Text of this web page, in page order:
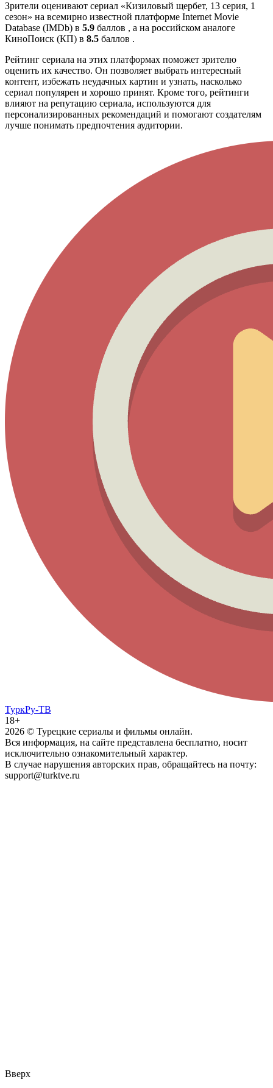
Зрители оценивают сериал «Кизиловый щербет, 13 серия, 1
сезон» на всемирно известной платформе Internet Movie
Database (IMDb) в 5.9 баллов , а на российском аналоге
КиноПоиск (КП) в 8.5 баллов .
Рейтинг сериала на этих платформах поможет зрителю
оценить их качество. Он позволяет выбрать интересный
контент, избежать неудачных картин и узнать, насколько
сериал популярен и хорошо принят. Кроме того, рейтинги
влияют на репутацию сериала, используются для
персонализированных рекомендаций и помогают создателям
лучше понимать предпочтения аудитории.
ТуркРу-ТВ
18+
2026 © Турецкие сериалы и фильмы онлайн.
Вся информация, на сайте представлена бесплатно, носит
исключительно ознакомительный характер.
В случае нарушения авторских прав, обращайтесь на почту:
support@turktve.ru
Вверх